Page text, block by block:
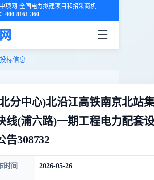
项网·全国电力拟建项目和招采商机
400-8161-360
☰
标信息
分中心)北沿江高铁南京北站
线(浦六路)一期工程电力配套
告308732
时间 2026-05-26